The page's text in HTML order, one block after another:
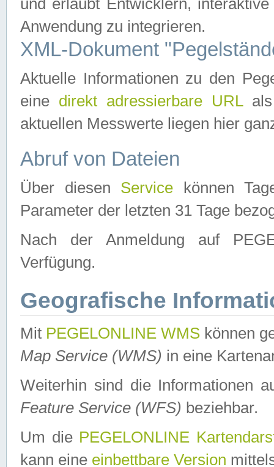
und erlaubt Entwicklern,
Anwendung zu integrieren.
XML-Dokument
Aktuelle Informationen zu den
eine direkt adressierbare URLals
aktuellen Messwerte liegen hier
Abruf von Dateien
Über diesen Service können
Parameter der letzten 31 Tage
Nach der Anmeldung auf
Verfügung.
Geografische
Mit PEGELONLINE WMS können
Map Service (WMS) in eine
Weiterhin sind die Informationen
Feature Service (WFS) beziehbar.
Um die PEGELONLINE
kann eine einbettbare Version